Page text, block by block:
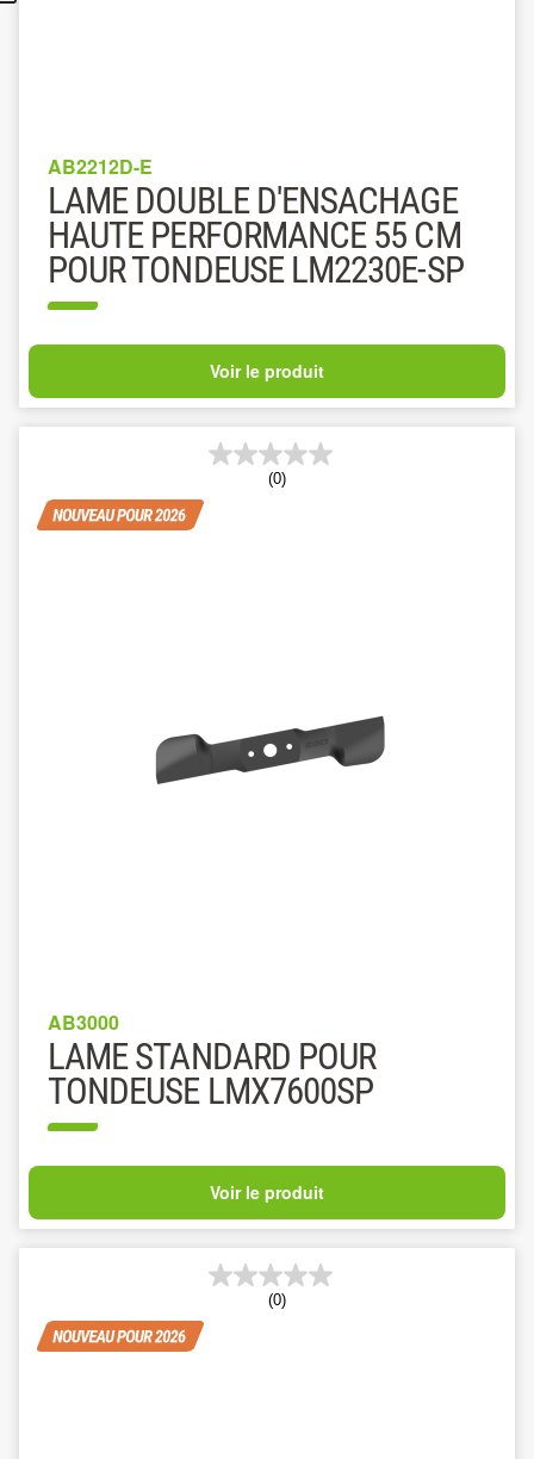
AB2212D-E
LAME DOUBLE D'ENSACHAGE
HAUTE PERFORMANCE 55 CM
POUR TONDEUSE LM2230E-SP
Voir le produit
(0)
AB3000
LAME STANDARD POUR
TONDEUSE LMX7600SP
Voir le produit
(0)